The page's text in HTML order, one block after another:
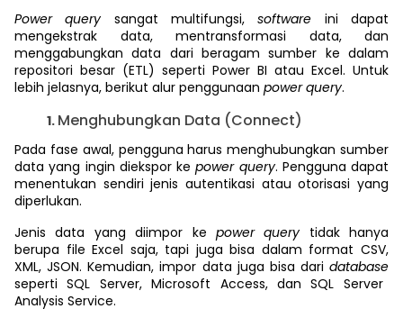
Power query sangat multifungsi,software ini dapat
mengekstrak data, mentransformasi data, dan
menggabungkan data dari beragam sumber ke dalam
repositori besar (ETL) seperti Power BI atau Excel. Untuk
lebih jelasnya, berikut alur penggunaan power query.
Menghubungkan Data (Connect)
Pada fase awal, pengguna harus menghubungkan sumber
data yang ingin diekspor kepower query. Pengguna dapat
menentukan sendiri jenis autentikasi atau otorisasi yang
diperlukan.
Jenis data yang diimpor ke power query tidak hanya
berupa file Excel saja, tapi juga bisa dalam format CSV,
XML, JSON. Kemudian, impor data juga bisa dari database
seperti SQL Server, Microsoft Access, dan SQL Server
Analysis Service.